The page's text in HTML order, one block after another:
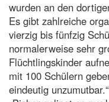
wurden an den
Es gibt zahlreiche
vierzig bis fünfzig
normalerweise sehr
Flüchtlingskinder
mit 100 Schülern
eindeutig unzumutbar.“